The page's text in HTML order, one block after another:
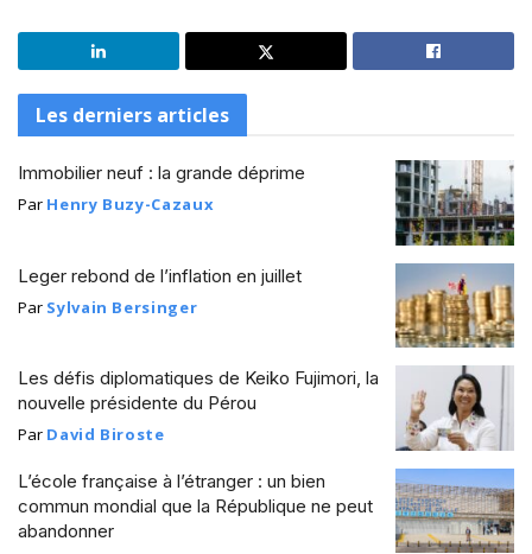
Les derniers articles
Immobilier neuf : la grande déprime
Par Henry Buzy-Cazaux
Leger rebond de l’inflation en juillet
Par Sylvain Bersinger
Les défis diplomatiques de Keiko Fujimori, la
nouvelle présidente du Pérou
Par David Biroste
L’école française à l’étranger : un bien
commun mondial que la République ne peut
abandonner